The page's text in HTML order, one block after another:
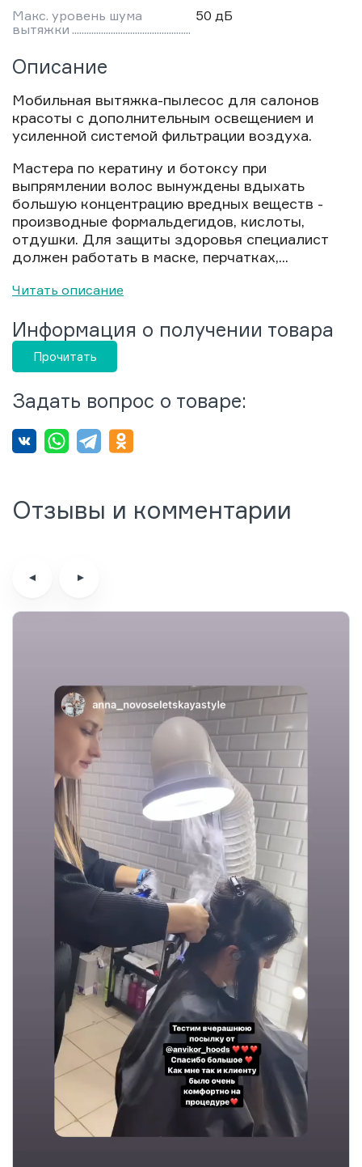
Макс. уровень шума
вытяжки
50 дБ
Описание
Мобильная вытяжка-пылесос для салонов
красоты с дополнительным освещением и
усиленной системой фильтрации воздуха.
Мастера по кератину и ботоксу при
выпрямлении волос вынуждены вдыхать
большую концентрацию вредных веществ -
производные формальдегидов, кислоты,
отдушки. Для защиты здоровья специалист
должен работать в маске, перчатках,...
Читать описание
Информация о получении товара
Прочитать
Задать вопрос о товаре:
Отзывы и комментарии